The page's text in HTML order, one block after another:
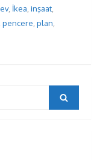
ev, İkea, inşaat,
pencere plan
Search